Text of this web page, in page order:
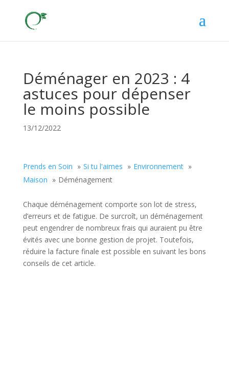
Déménager en 2023 : 4
astuces pour dépenser
le moins possible
13/12/2022
Prends en Soin Si tu l'aimes
Environnement
Maison
Déménagement
Chaque déménagement comporte son lot de stress,
d’erreurs et de fatigue. De surcroît, un déménagement
peut engendrer de nombreux frais qui auraient pu être
évités avec une bonne gestion de projet. Toutefois,
réduire la facture finale est possible en suivant les bons
conseils de cet article.